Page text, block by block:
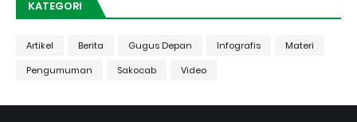
KATEGORI
Artikel Berita Gugus Depan Infografis
Materi
Pengumuman
Sakocab Video